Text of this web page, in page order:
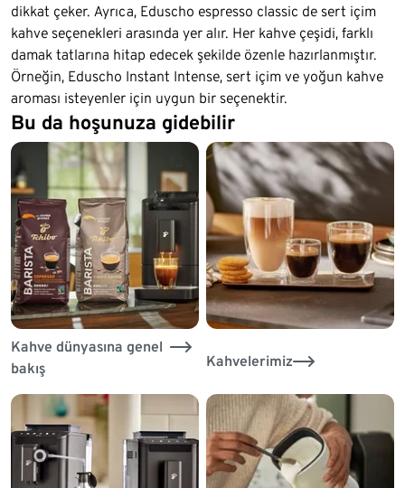
dikkat çeker. Ayrıca, Eduscho espresso classic de sert içim
kahve seçenekleri arasında yer alır. Her kahve çeşidi, farklı
damak tatlarına hitap edecek şekilde özenle hazırlanmıştır.
Örneğin, Eduscho Instant Intense, sert içim ve yoğun kahve
aroması isteyenler için uygun bir seçenektir.
Bu da hoşunuza gidebilir
Kahve dünyasına genel
bakış
Kahvelerimiz